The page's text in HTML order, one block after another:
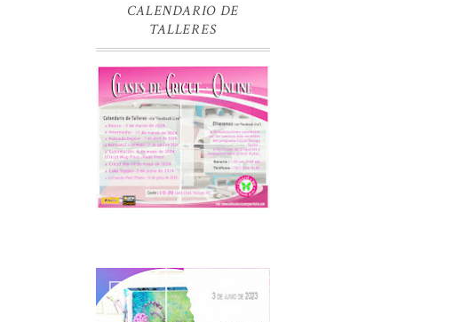
CALENDARIO DE
TALLERES